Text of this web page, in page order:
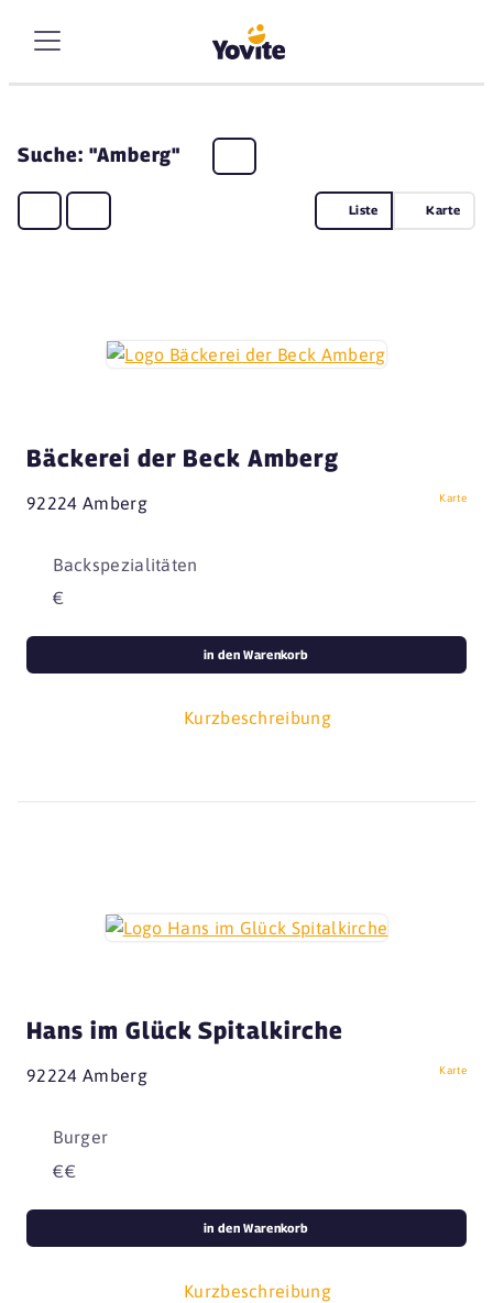
Suche: "Amberg"
Liste Karte
Bäckerei der Beck Amberg
92224 Amberg Karte
Backspezialitäten
€
Kurzbeschreibung
in den Warenkorb
Hans im Glück Spitalkirche
92224 Amberg Karte
Burger
€€
Kurzbeschreibung
in den Warenkorb